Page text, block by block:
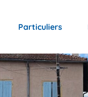
Particuliers